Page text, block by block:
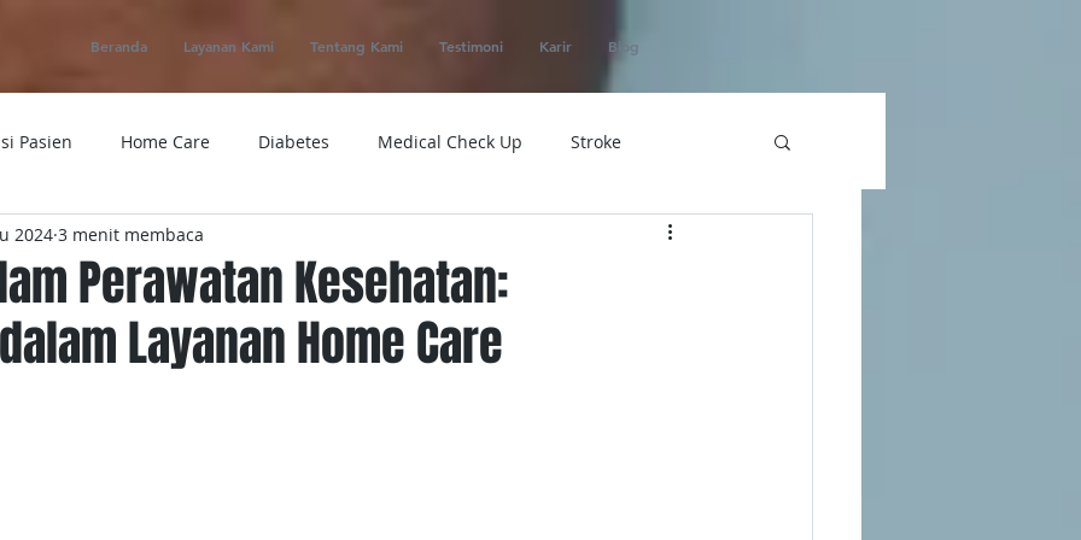
Beranda Layanan Kami Tentang Kami Testimoni Karir Blog
Pasien Home Care Diabetes Medical Check Up Stroke
Ambulance
Service Obat Telemedicine Medical Evacuation
Perawatan Kesehatan:
Layanan Home Care
2024 3 menit membaca